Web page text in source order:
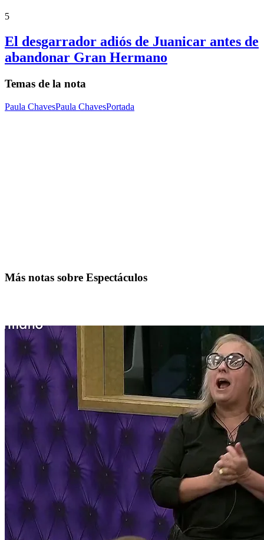
5
El desgarrador adiós de Juanicar antes de
abandonar Gran Hermano
Temas de la nota
Paula ChavesPaula ChavesPortada
Más notas sobre Espectáculos